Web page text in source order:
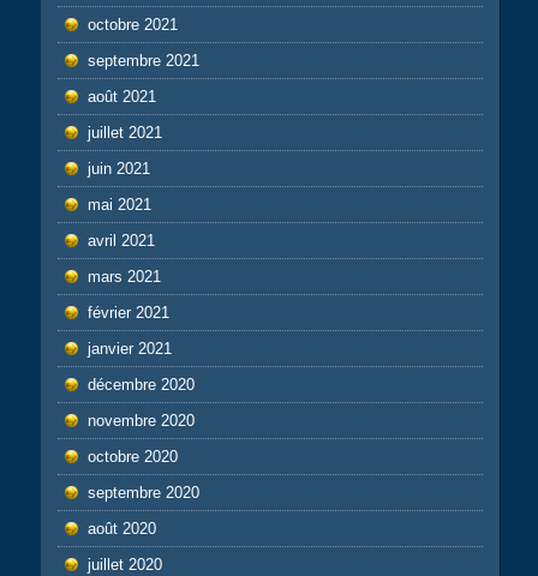
octobre 2021
septembre 2021
août 2021
juillet 2021
juin 2021
mai 2021
avril 2021
mars 2021
février 2021
janvier 2021
décembre 2020
novembre 2020
octobre 2020
septembre 2020
août 2020
juillet 2020